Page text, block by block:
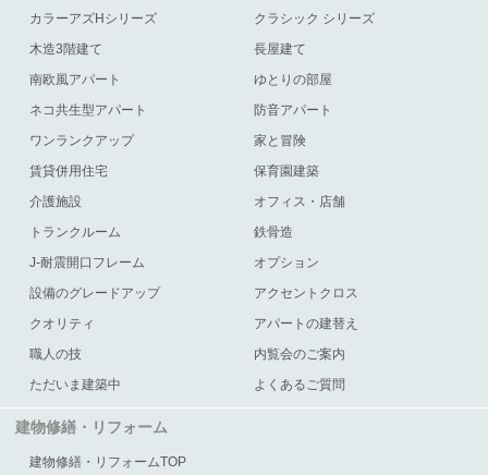
カラーアズHシリーズ
クラシック シリーズ
木造3階建て
長屋建て
南欧風アパート
ゆとりの部屋
ネコ共生型アパート
防音アパート
ワンランクアップ
家と冒険
賃貸併用住宅
保育園建築
介護施設
オフィス・店舗
トランクルーム
鉄骨造
J-耐震開口フレーム
オプション
設備のグレードアップ
アクセントクロス
クオリティ
アパートの建替え
職人の技
内覧会のご案内
ただいま建築中
よくあるご質問
建物修繕・リフォーム
建物修繕・リフォームTOP